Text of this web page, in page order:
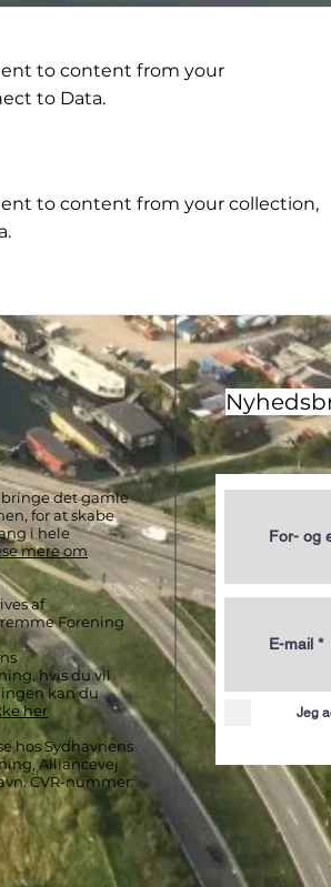
to content from your
to Data.
to content from your collection,
bringe det gamle
for at skabe
i hele
mere om
af
Forening
hvis du vil
kan du
her
hos Sydhavnens
Alliancevej
CVR-nummer:
Jeg